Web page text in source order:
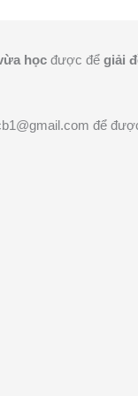
ừa học được để giải
để